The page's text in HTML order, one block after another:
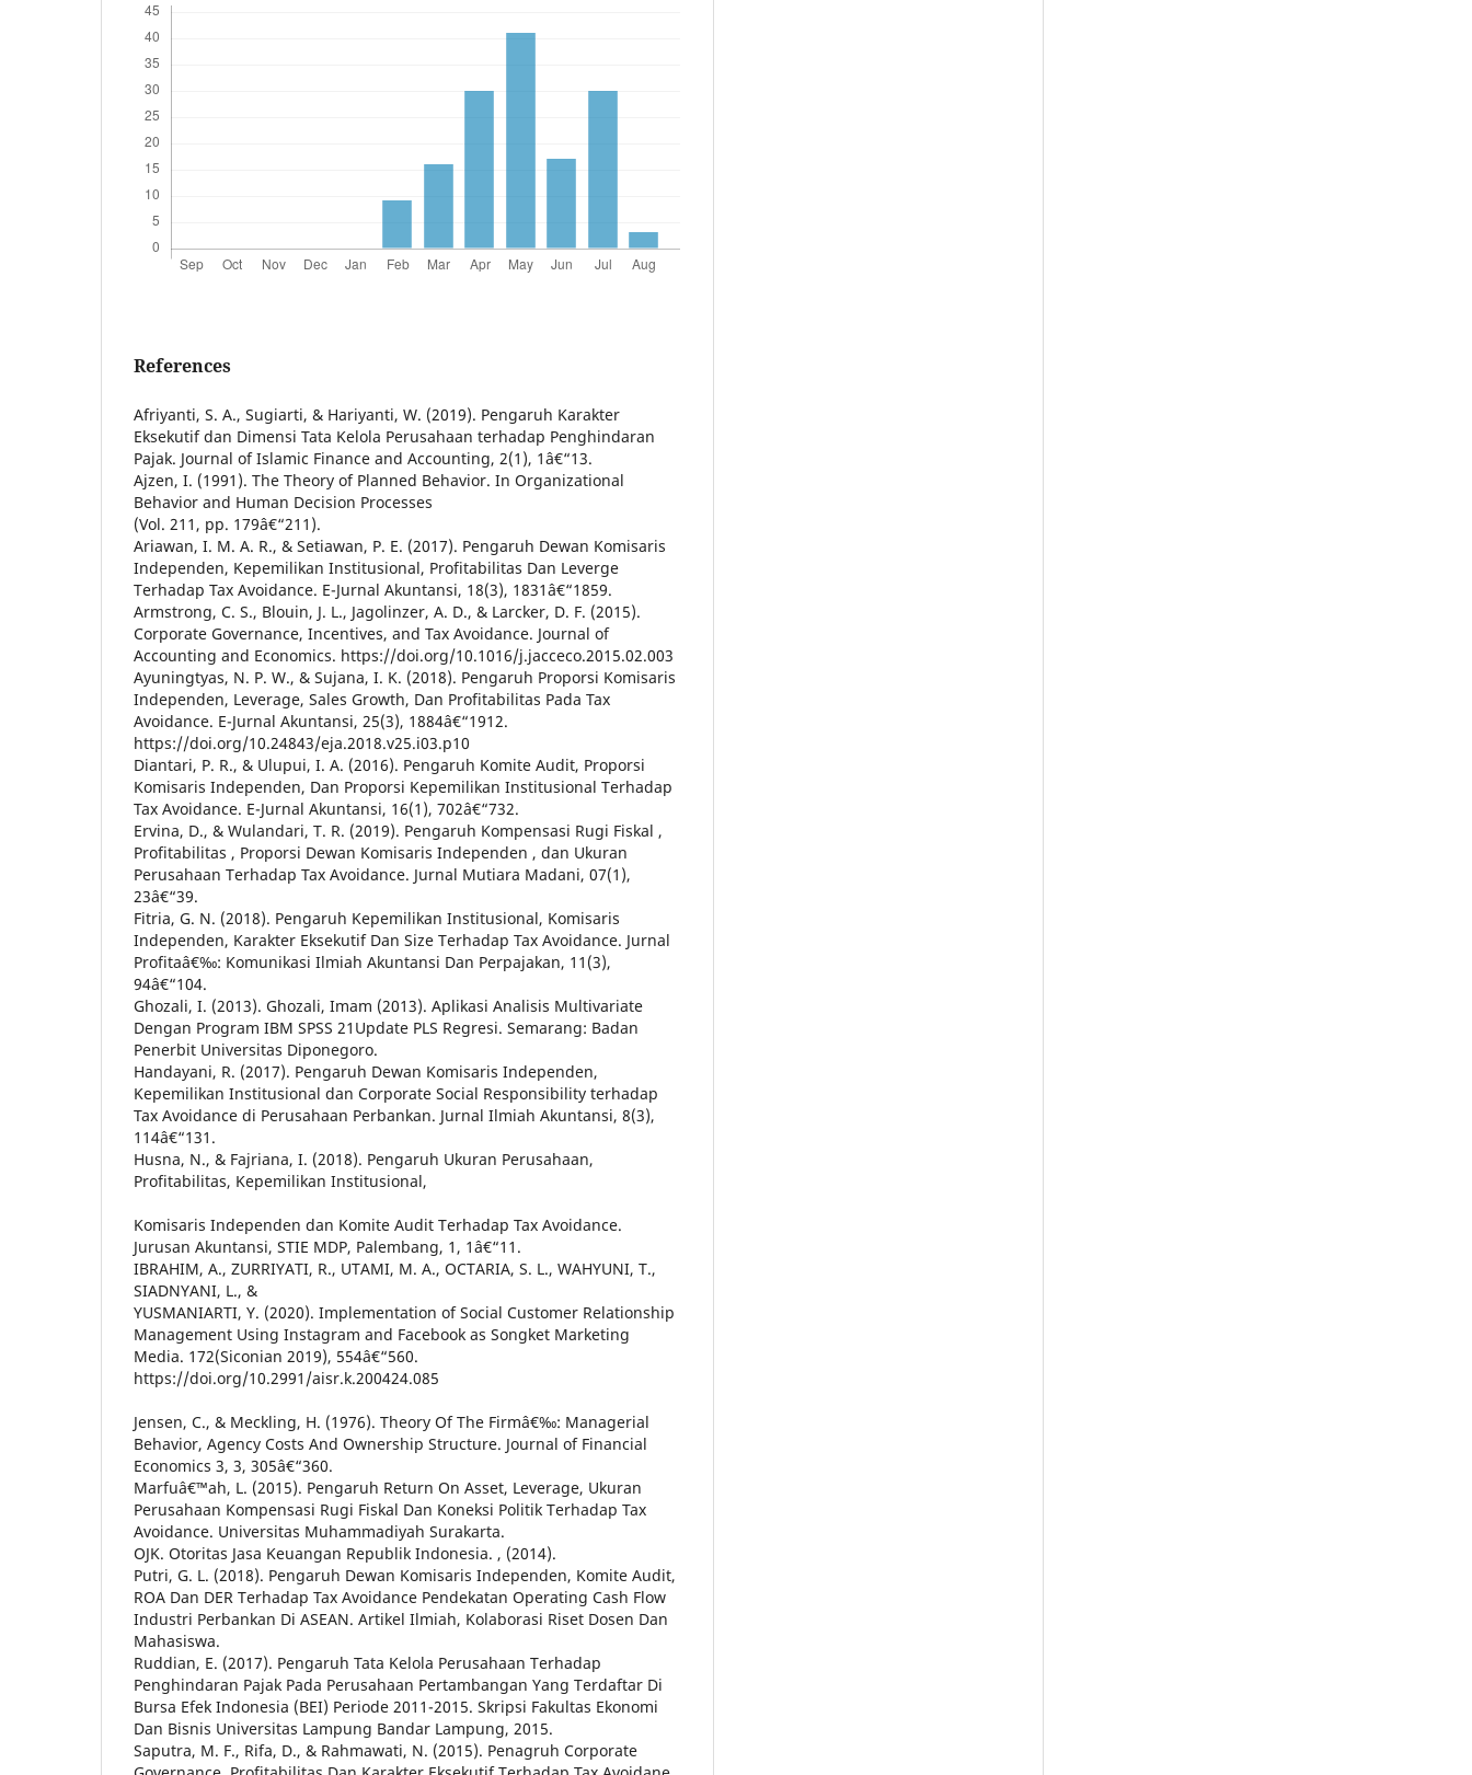
References
Afriyanti, S. A., Sugiarti, & Hariyanti, W. (2019). Pengaruh Karakter
Eksekutif dan Dimensi Tata Kelola Perusahaan terhadap Penghindaran
Pajak. Journal of Islamic Finance and Accounting, 2(1), 1â€“13.
Ajzen, I. (1991). The Theory of Planned Behavior. In Organizational
Behavior and Human Decision Processes
(Vol. 211, pp. 179â€“211).
Ariawan, I. M. A. R., & Setiawan, P. E. (2017). Pengaruh Dewan Komisaris
Independen, Kepemilikan Institusional, Profitabilitas Dan Leverge
Terhadap Tax Avoidance. E-Jurnal Akuntansi, 18(3), 1831â€“1859.
Armstrong, C. S., Blouin, J. L., Jagolinzer, A. D., & Larcker, D. F. (2015).
Corporate Governance, Incentives, and Tax Avoidance. Journal of
Accounting and Economics. https://doi.org/10.1016/j.jacceco.2015.02.003
Ayuningtyas, N. P. W., & Sujana, I. K. (2018). Pengaruh Proporsi Komisaris
Independen, Leverage, Sales Growth, Dan Profitabilitas Pada Tax
Avoidance. E-Jurnal Akuntansi, 25(3), 1884â€“1912.
https://doi.org/10.24843/eja.2018.v25.i03.p10
Diantari, P. R., & Ulupui, I. A. (2016). Pengaruh Komite Audit, Proporsi
Komisaris Independen, Dan Proporsi Kepemilikan Institusional Terhadap
Tax Avoidance. E-Jurnal Akuntansi, 16(1), 702â€“732.
Ervina, D., & Wulandari, T. R. (2019). Pengaruh Kompensasi Rugi Fiskal ,
Profitabilitas , Proporsi Dewan Komisaris Independen , dan Ukuran
Perusahaan Terhadap Tax Avoidance. Jurnal Mutiara Madani, 07(1),
23â€“39.
Fitria, G. N. (2018). Pengaruh Kepemilikan Institusional, Komisaris
Independen, Karakter Eksekutif Dan Size Terhadap Tax Avoidance. Jurnal
Profitaâ€‰: Komunikasi Ilmiah Akuntansi Dan Perpajakan, 11(3),
94â€“104.
Ghozali, I. (2013). Ghozali, Imam (2013). Aplikasi Analisis Multivariate
Dengan Program IBM SPSS 21Update PLS Regresi. Semarang: Badan
Penerbit Universitas Diponegoro.
Handayani, R. (2017). Pengaruh Dewan Komisaris Independen,
Kepemilikan Institusional dan Corporate Social Responsibility terhadap
Tax Avoidance di Perusahaan Perbankan. Jurnal Ilmiah Akuntansi, 8(3),
114â€“131.
Husna, N., & Fajriana, I. (2018). Pengaruh Ukuran Perusahaan,
Profitabilitas, Kepemilikan Institusional,
Komisaris Independen dan Komite Audit Terhadap Tax Avoidance.
Jurusan Akuntansi, STIE MDP, Palembang, 1, 1â€“11.
IBRAHIM, A., ZURRIYATI, R., UTAMI, M. A., OCTARIA, S. L., WAHYUNI, T.,
SIADNYANI, L., &
YUSMANIARTI, Y. (2020). Implementation of Social Customer Relationship
Management Using Instagram and Facebook as Songket Marketing
Media. 172(Siconian 2019), 554â€“560.
https://doi.org/10.2991/aisr.k.200424.085
Jensen, C., & Meckling, H. (1976). Theory Of The Firmâ€‰: Managerial
Behavior, Agency Costs And Ownership Structure. Journal of Financial
Economics 3, 3, 305â€“360.
Marfuâ€™ah, L. (2015). Pengaruh Return On Asset, Leverage, Ukuran
Perusahaan Kompensasi Rugi Fiskal Dan Koneksi Politik Terhadap Tax
Avoidance. Universitas Muhammadiyah Surakarta.
OJK. Otoritas Jasa Keuangan Republik Indonesia. , (2014).
Putri, G. L. (2018). Pengaruh Dewan Komisaris Independen, Komite Audit,
ROA Dan DER Terhadap Tax Avoidance Pendekatan Operating Cash Flow
Industri Perbankan Di ASEAN. Artikel Ilmiah, Kolaborasi Riset Dosen Dan
Mahasiswa.
Ruddian, E. (2017). Pengaruh Tata Kelola Perusahaan Terhadap
Penghindaran Pajak Pada Perusahaan Pertambangan Yang Terdaftar Di
Bursa Efek Indonesia (BEI) Periode 2011-2015. Skripsi Fakultas Ekonomi
Dan Bisnis Universitas Lampung Bandar Lampung, 2015.
Saputra, M. F., Rifa, D., & Rahmawati, N. (2015). Penagruh Corporate